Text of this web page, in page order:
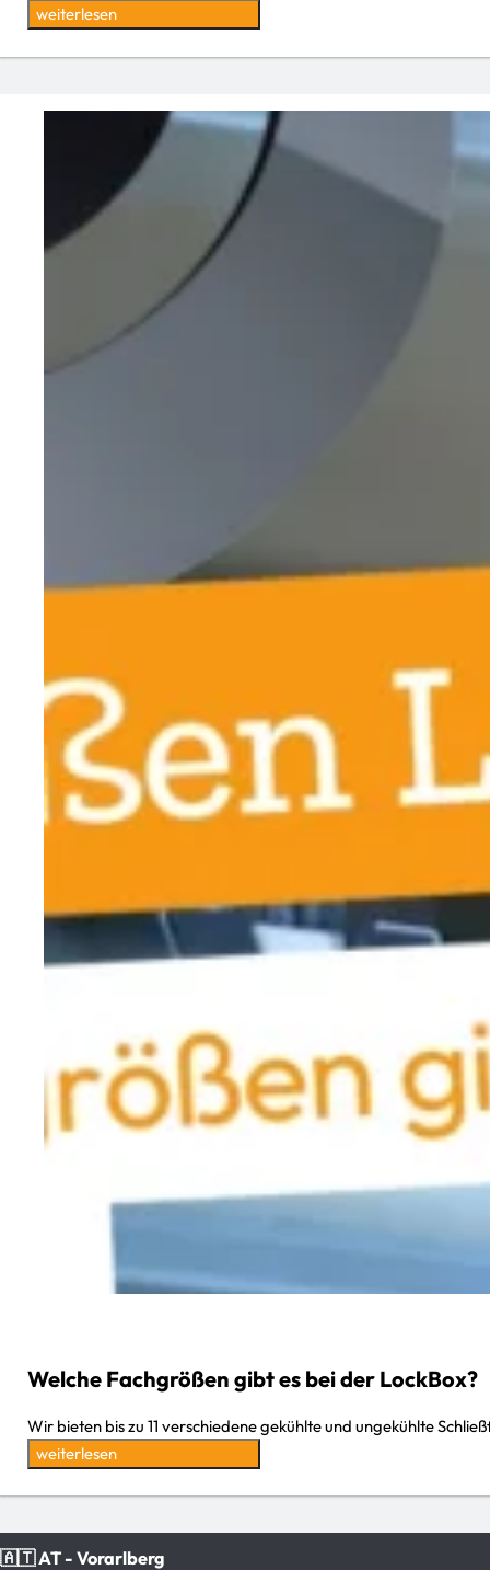
weiterlesen
Welche Fachgrößen gibt es bei der LockBox?
Wir bieten bis zu 11 verschiedene gekühlte und ungekühlte
weiterlesen
🇦🇹 AT - Vorarlberg